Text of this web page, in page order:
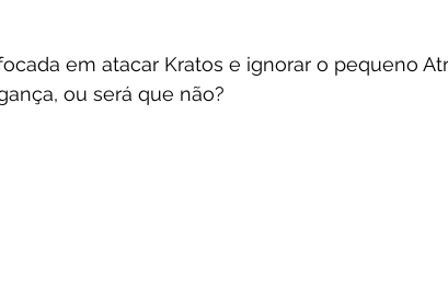
em atacar Kratos e ignorar o pequeno
ou será que não?